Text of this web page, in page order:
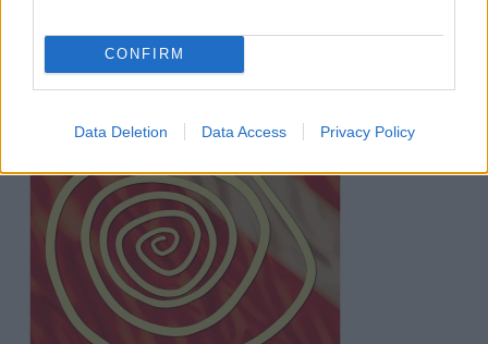
CONFIRM
Data Deletion Data Access Privacy Policy